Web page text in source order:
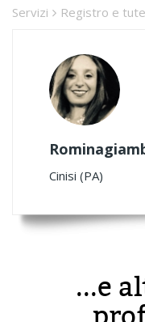
Servizi Registro e
Cinisi (PA)
...e